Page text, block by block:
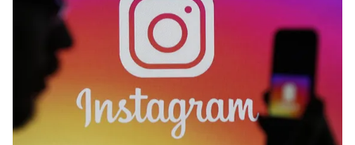
Theo dõi báo trên
Cơ quan chủ quản:
Đài Truyền hình Việt Nam
Cơ quan báo chí:
Thời báo VTV
Giấy phép hoạt động báo in và báo điện tử số 483/GP-BTTTT
cấp ngày 29/12/2023
Tổng Biên tập:
Vũ Thanh Thủy